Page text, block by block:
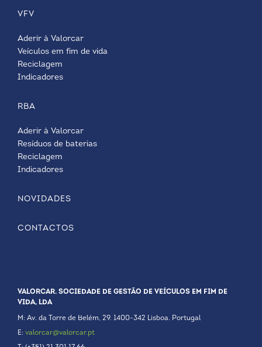
VFV
Aderir à Valorcar
Veículos em fim de vida
Reciclagem
Indicadores
RBA
Aderir à Valorcar
Resíduos de baterias
Reciclagem
Indicadores
NOVIDADES
CONTACTOS
VALORCAR. SOCIEDADE DE GESTÃO DE VEÍCULOS EM FIM DE
VIDA, LDA
M: Av. da Torre de Belém, 29. 1400-342 Lisboa. Portugal
E: valorcar@valorcar.pt